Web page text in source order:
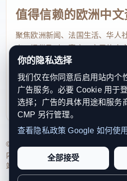
值得信赖的欧洲中文
聚焦欧洲新闻、法国生活、华人
点，提供及时、真实、实用的中
速了解欧洲动态。
contact@xinouzhou.com
服务支持、版权与合作：工作日
利通知
© 2026 新欧洲·欧洲头条. All
内容透明度、联系方式与用户权利
站点完整度。
你的隐私选择
我们仅在你同意后启用站内个
广告服务。必要 Cookie 用于
选择；广告的具体用途和服务
CMP 另行管理。
查看隐私政策 Google 如何使
全部接受